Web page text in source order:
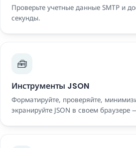
Проверьте учетные данные SMTP и
секунды.
🧰
Инструменты JSON
Форматируйте, проверяйте,
экранируйте JSON в своем